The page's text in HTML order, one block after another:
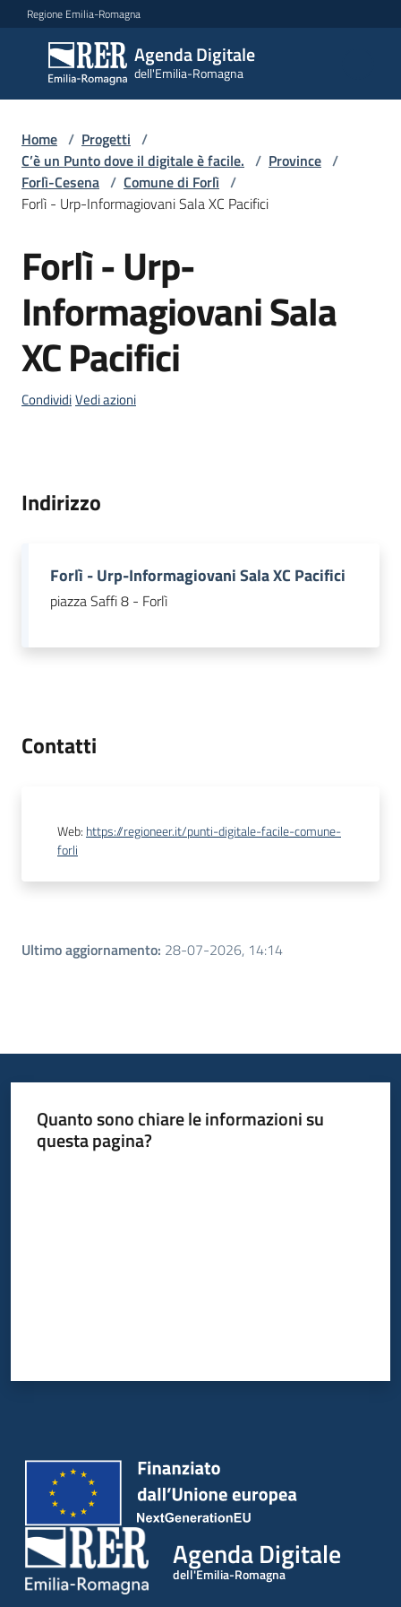
Vai al contenuto
Vai alla navigazione
Vai al footer
Regione Emilia-Romagna
Agenda Digitale
dell'Emilia-Romagna
Agenda
Digitale
dell'Emilia-
Novità
Progetti
del
Governance
su
Home / Progetti /
C’è un Punto dove il digitale è facile. / Province /
Forlì-Cesena / Comune di Forlì /
Forlì - Urp-Informagiovani Sala XC Pacifici
Salta al contenuto
Forlì - Urp-
Informagiovani Sala
XC Pacifici
CondividiVedi azioni
Indirizzo
Forlì - Urp-Informagiovani Sala XC Pacifici
piazza Saffi 8 - Forlì
Contatti
Web: https://regioneer.it/punti-digitale-facile-comune-
forli
Ultimo aggiornamento: 28-07-2026, 14:14
Quanto sono chiare le informazioni su
questa pagina?
Agenda Digitale
dell'Emilia-Romagna